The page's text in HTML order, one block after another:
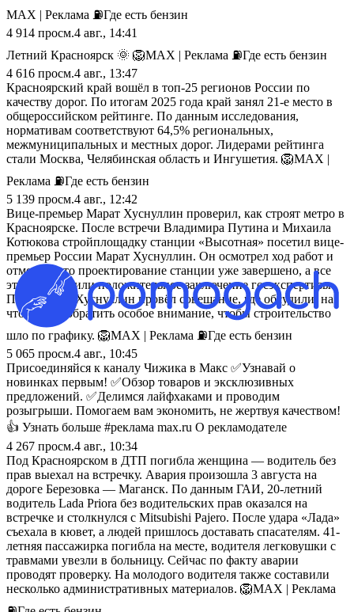
MAX | Реклама ⛽️Где есть бензин
4 914 просм.4 авг., 14:41
Летний Красноярск 🌞 🦁MAX | Реклама ⛽️Где есть бензин
4 616 просм.4 авг., 13:47
Красноярский край вошёл в топ-25 регионов России по
качеству дорог. По итогам 2025 года край занял 21-е место в
общероссийском рейтинге. По данным исследования,
нормативам соответствуют 64,5% региональных,
межмуниципальных и местных дорог. Лидерами рейтинга
стали Москва, Челябинская область и Ингушетия. 🦁MAX |
Реклама ⛽️Где есть бензин
5 139 просм.4 авг., 12:42
Вице-премьер Марат Хуснуллин проверил, как строят метро в
Красноярске. После встречи Владимира Путина и Михаила
Котюкова стройплощадку станции «Высотная» посетил вице-
премьер России Марат Хуснуллин. Он осмотрел ход работ и
отметил, что проектирование станции уже завершено, а все
этапы получили положительное заключение госэкспертизы.
После этого Хуснуллин провёл совещание, где обсудили, на
что нужно обратить особое внимание, чтобы строительство
шло по графику. 🦁MAX | Реклама ⛽️Где есть бензин
5 065 просм.4 авг., 10:45
Присоединяйся к каналу Чижика в Макс ✅Узнавай о
новинках первым! ✅Обзор товаров и эксклюзивных
предложений. ✅Делимся лайфхаками и проводим
розыгрыши. Помогаем вам экономить, не жертвуя качеством!
👍 Узнать больше #реклама max.ru О рекламодателе
4 267 просм.4 авг., 10:34
Под Красноярском в ДТП погибла женщина — водитель без
прав выехал на встречку. Авария произошла 3 августа на
дороге Березовка — Маганск. По данным ГАИ, 20-летний
водитель Lada Priora без водительских прав оказался на
встречке и столкнулся с Mitsubishi Pajero. После удара «Лада»
съехала в кювет, а людей пришлось доставать спасателям. 41-
летняя пассажирка погибла на месте, водителя легковушки с
травмами увезли в больницу. Сейчас по факту аварии
проводят проверку. На молодого водителя также составили
несколько административных материалов. 🦁MAX | Реклама